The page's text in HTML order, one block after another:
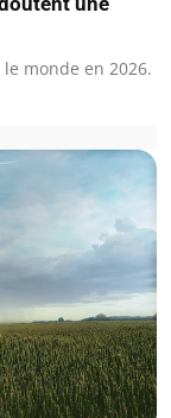
monde en 2026.